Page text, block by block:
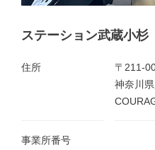
ステーション武蔵小杉
住所
〒211-
神奈川
事業所番号